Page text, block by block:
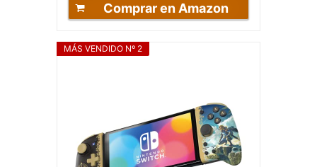
Comprar en Amazon
MÁS VENDIDO Nº 2